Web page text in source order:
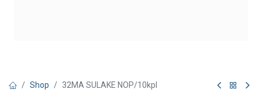
Shop 32MA SULAKE NOP/10kpl